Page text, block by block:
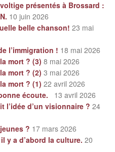
présentés à Brossard :
10 juin 2026
belle chanson! 23 mai
l’immigration ! 18 mai 2026
mort ? (3) 8 mai 2026
mort ? (2) 3 mai 2026
mort ? (1) 22 avril 2026
écoute.
13 avril 2026
l’idée d’un visionnaire ? 24
? 17 mars 2026
y a d’abord la culture. 20